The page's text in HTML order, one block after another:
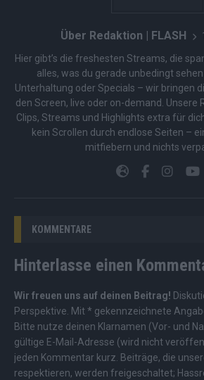
Über Redaktion | FLASH
Hier gibt’s die freshesten Streams, die
alles, was du gerade unbedingt
Unterhaltung oder Specials – wir bringen
den Screen, live oder on-demand. Unsere
Clips, Streams und Highlights extra für
kein Scrollen durch endlose Seiten –
mitfiebern und nichts
KOMMENTARE
Hinterlasse einen
Wir freuen uns auf deinen Beitrag!
Perspektive. Mit * gekennzeichnete
Bitte nutze deinen Klarnamen (Vor- und
gültige E-Mail-Adresse (wird nicht
jeden Kommentar kurz. Beiträge, die
respektieren, werden freigeschaltet;